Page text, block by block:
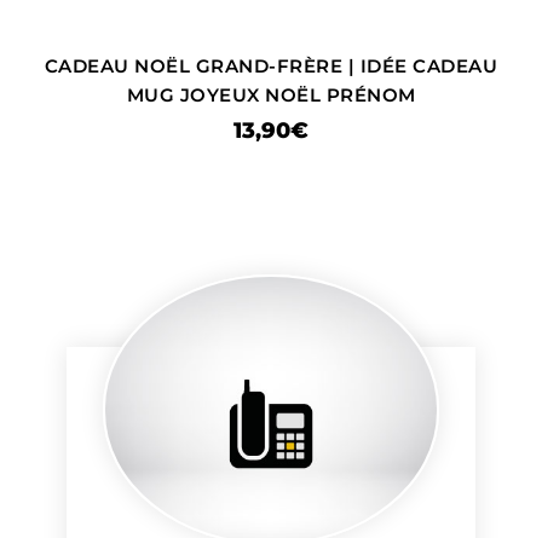
CADEAU NOËL GRAND-FRÈRE | IDÉE CADEAU
MUG JOYEUX NOËL PRÉNOM
13,90€